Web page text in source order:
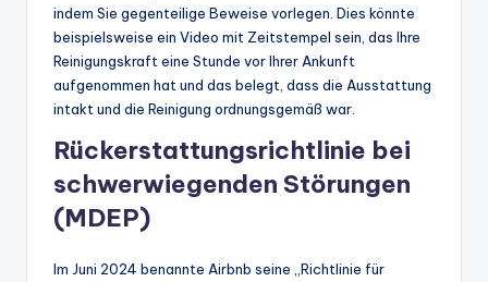
indem Sie gegenteilige Beweise vorlegen. Dies könnte
beispielsweise ein Video mit Zeitstempel sein, das Ihre
Reinigungskraft eine Stunde vor Ihrer Ankunft
aufgenommen hat und das belegt, dass die Ausstattung
intakt und die Reinigung ordnungsgemäß war.
Rückerstattungsrichtlinie bei
schwerwiegenden Störungen
(MDEP)
Im Juni 2024 benannte Airbnb seine „Richtlinie für